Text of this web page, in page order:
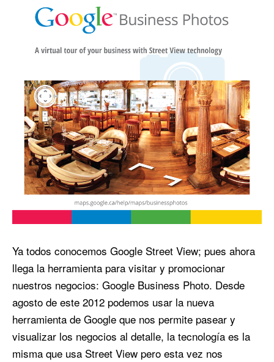
Ya todos conocemos Google Street View; pues ahora
llega la herramienta para visitar y promocionar
nuestros negocios: Google Business Photo. Desde
agosto de este 2012 podemos usar la nueva
herramienta de Google que nos permite pasear y
visualizar los negocios al detalle, la tecnología es la
misma que usa Street View pero esta vez nos